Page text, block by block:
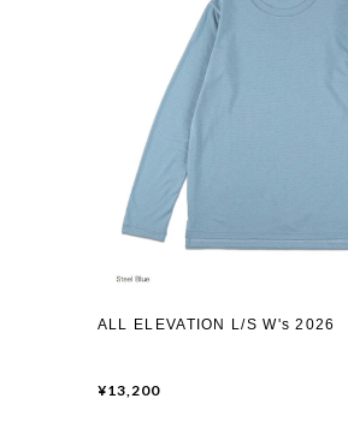
ALL ELEVATION L/S W's 2026
¥13,200